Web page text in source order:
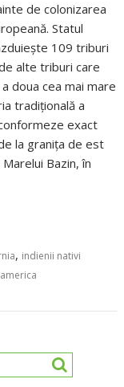
de colonizarea
Statul
109 triburi
alte triburi care
doua cea mai mare
tradițională a
exact
la granița de est
Bazin, în
, indienii nativi